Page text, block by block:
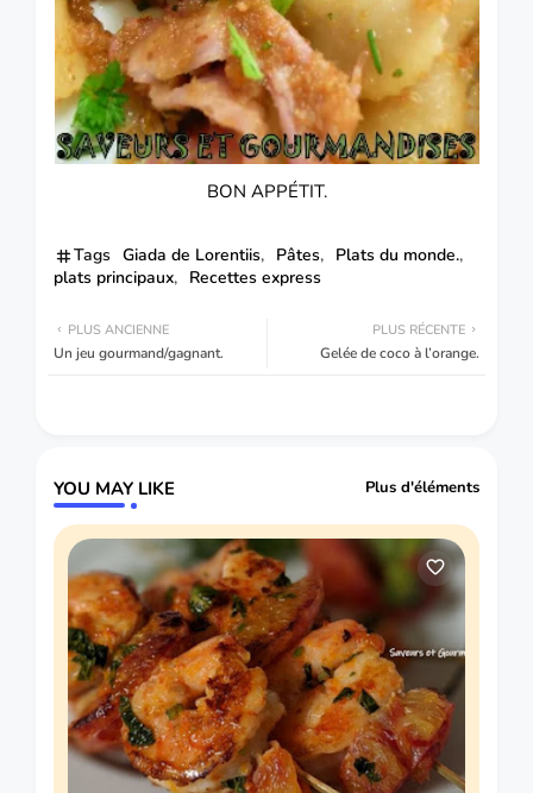
BON APPÉTIT.
Tags Giada de Lorentiis Pâtes
Plats du monde.
plats principaux
Recettes express
PLUS RÉCENTE
Gelée de coco à l’orange.
PLUS ANCIENNE
Un jeu gourmand/gagnant.
YOU MAY LIKE Plus d'éléments